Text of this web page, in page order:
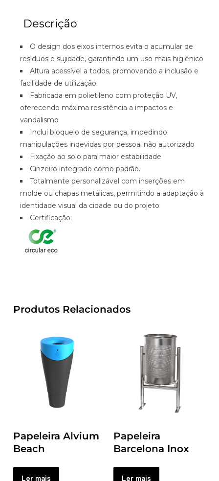
Descrição
O design dos eixos internos evita o acumular de
resíduos e sujidade, garantindo um uso mais higiénico
Altura acessível a todos, promovendo a inclusão e
facilidade de utilização.
Fabricada em polietileno com proteção UV,
oferecendo máxima resistência a impactos e
vandalismo
Inclui bloqueio de segurança, impedindo
manipulações indevidas por pessoal não autorizado
Fixação ao solo para maior estabilidade
Cinzeiro integrado como padrão.
Totalmente personalizável com inserções em
molde ou chapas metálicas, permitindo a adaptação à
identidade visual da cidade ou do projeto
Certificação:
Produtos Relacionados
Papeleira Alvium
Beach
Ler mais
Papeleira
Barcelona Inox
Ler mais